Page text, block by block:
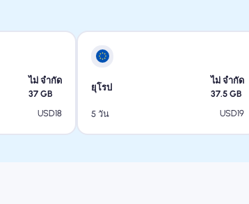
ไม่ จำกัด
37 GB
USD18
ยุโรป
ไม่ จำกัด
37.5 GB
5 วัน
USD19